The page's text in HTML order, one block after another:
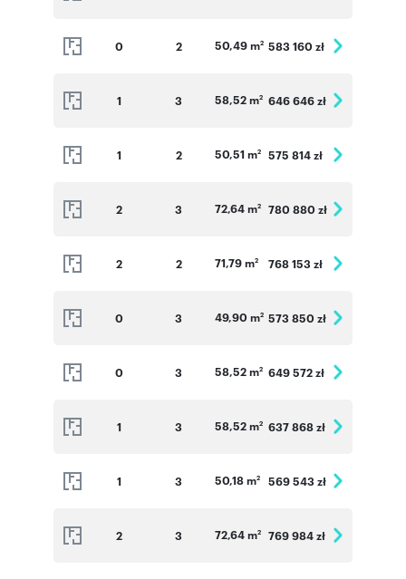
0 2 50,49 m2 583 160 zł
1 3 58,52 m2 646 646 zł
1 2 50,51 m2 575 814 zł
2 3 72,64 m2 780 880 zł
2 2 71,79 m2 768 153 zł
0 3 49,90 m2 573 850 zł
0 3 58,52 m2 649 572 zł
1 3 58,52 m2 637 868 zł
1 3 50,18 m2 569 543 zł
2 3 72,64 m2 769 984 zł